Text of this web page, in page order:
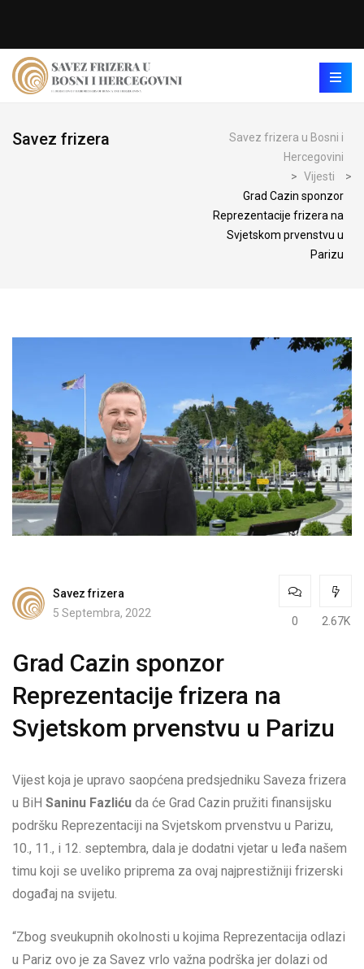
Savez frizera
Savez frizera u Bosni i
Hercegovini
> Vijesti
>
Grad Cazin sponzor
Reprezentacije frizera na
Svjetskom prvenstvu u
Parizu
Savez frizera
5 Septembra, 2022
0 2.67K
Grad Cazin sponzor
Reprezentacije frizera na
Svjetskom prvenstvu u Parizu
Vijest koja je upravo saopćena predsjedniku Saveza frizera
u BiH Saninu Fazliću da će Grad Cazin pružiti finansijsku
podršku Reprezentaciji na Svjetskom prvenstvu u Parizu,
10., 11., i 12. septembra, dala je dodatni vjetar u leđa našem
timu koji se uveliko priprema za ovaj najprestižniji frizerski
događaj na svijetu.
“Zbog sveukupnih okolnosti u kojima Reprezentacija odlazi
u Pariz ovo je za Savez vrlo važna podrška jer dolazi od